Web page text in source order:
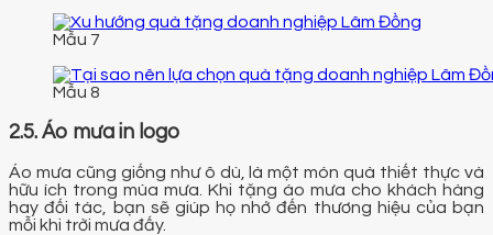
Mẫu 7
Mẫu 8
2.5. Áo mưa in logo
Áo mưa cũng giống như ô dù, là một món quà thiết thực và
hữu ích trong mùa mưa. Khi tặng áo mưa cho khách hàng
hay đối tác, bạn sẽ giúp họ nhớ đến thương hiệu của bạn
mỗi khi trời mưa đấy.